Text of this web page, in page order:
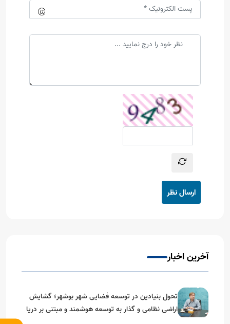
ارسال نظر
آخرین اخبار
تحول بنیادین در توسعه فضایی شهر بوشهر؛ گشایش
اراضی نظامی و گذار به توسعه هوشمند و مبتنی بر دریا